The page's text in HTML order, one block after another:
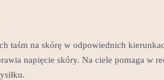
taśm na skórę w odpowiednich
napięcie skóry. Na ciele pomaga w